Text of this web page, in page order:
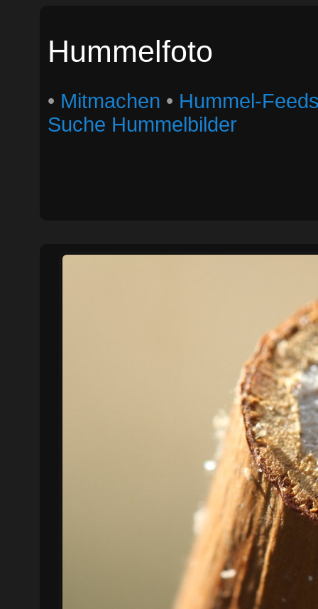
Hummelfoto
• Mitmachen • Hummel-
Suche Hummelbilder